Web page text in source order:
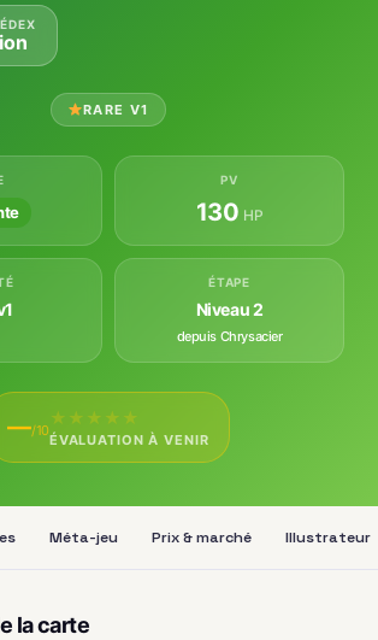
RARE V1
PV
130 HP
ÉTAPE
Niveau 2
depuis Chrysacier
—/10
★ ★ ★ ★ ★
ÉVALUATION À VENIR
Méta-jeu Prix & marché Illustrateur
la carte